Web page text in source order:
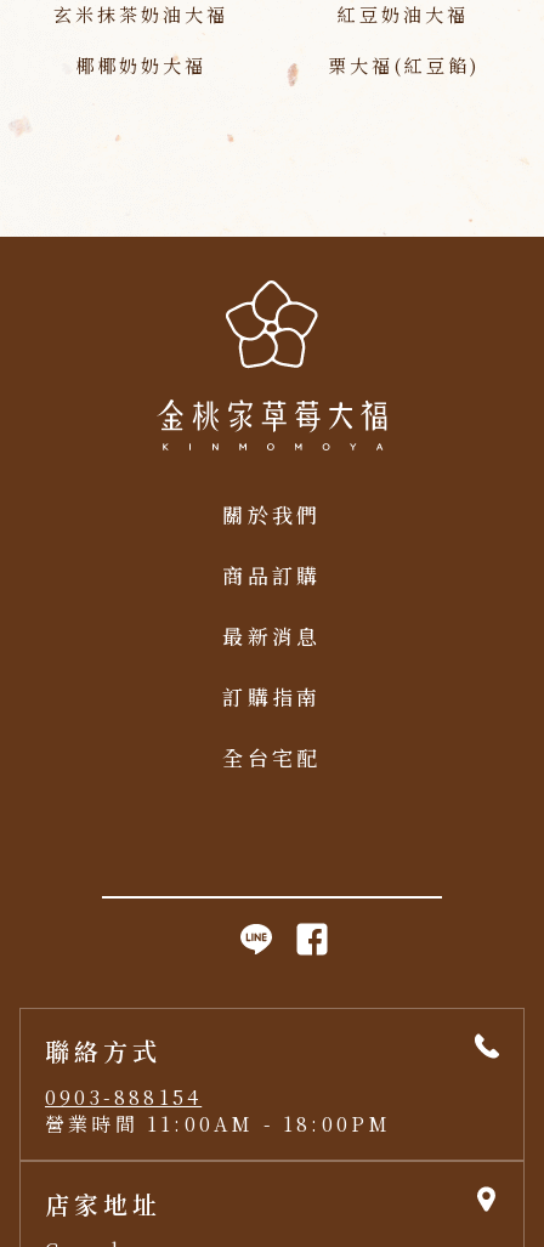
玄米抹茶奶油大福
紅豆奶油大福
椰椰奶奶大福
栗大福(紅豆餡)
關於我們
商品訂購
最新消息
訂購指南
全台宅配
聯絡方式
0903-888154
營業時間 11:00AM - 18:00PM
店家地址